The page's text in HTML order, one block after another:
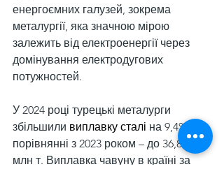
енергоємних галузей, зокрема
металургії, яка значною мірою
залежить від електроенергії через
домінування електродугових
потужностей.
У 2024 році турецькі металурги
збільшили виплавку сталі на 9,4% у
порівнянні з 2023 роком – до 36,89
млн т. Виплавка чавуну в країні за